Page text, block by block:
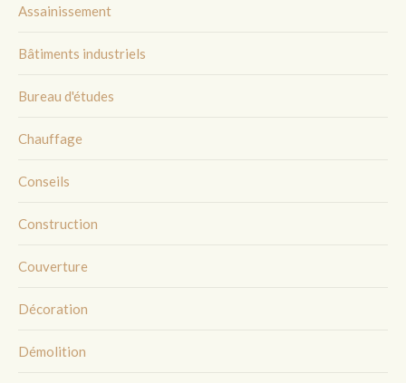
Assainissement
Bâtiments industriels
Bureau d'études
Chauffage
Conseils
Construction
Couverture
Décoration
Démolition